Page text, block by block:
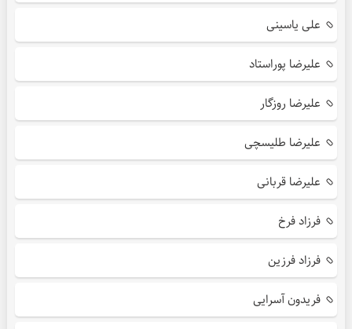
علی یاسینی
علیرضا پوراستاد
علیرضا روزگار
علیرضا طلیسچی
علیرضا قربانی
فرزاد فرخ
فرزاد فرزین
فریدون آسرایی